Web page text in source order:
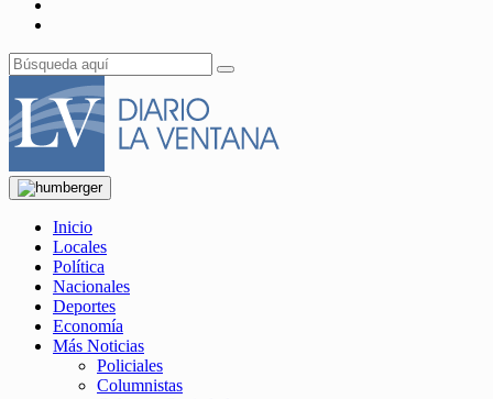
Inicio
Locales
Política
Nacionales
Deportes
Economía
Más Noticias
Policiales
Columnistas